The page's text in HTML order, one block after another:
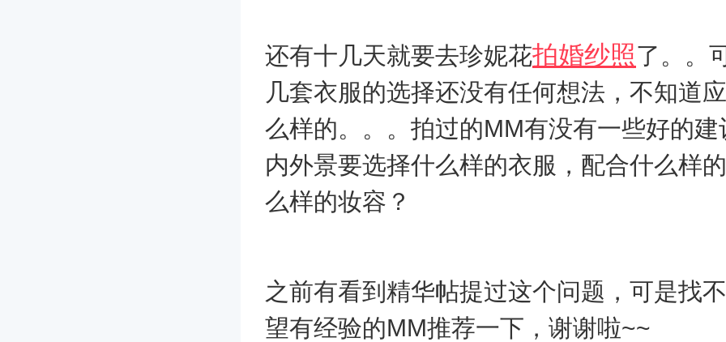
还有十几天就要去珍妮花拍婚纱照了。。
几套衣服的选择还没有任何想法，不知道
么样的。。。拍过的MM有没有一些好的建
内外景要选择什么样的衣服，配合什么样
么样的妆容？
之前有看到精华帖提过这个问题，可是找
望有经验的MM推荐一下，谢谢啦~~